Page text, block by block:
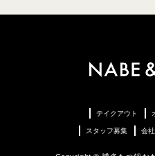
テイクアウト
スタッフ募集 会